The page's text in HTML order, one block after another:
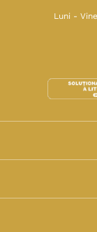
Luni -